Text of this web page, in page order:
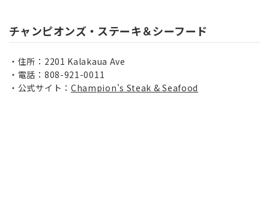
チャンピオンズ・ステーキ＆シーフード
住所：2201 Kalakaua Ave
電話：808-921-0011
公式サイト： Champion's Steak & Seafood